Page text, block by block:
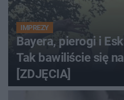
IMPREZY
Bayera, pierogi i
Tak bawiliście się
[ZDJĘCIA]